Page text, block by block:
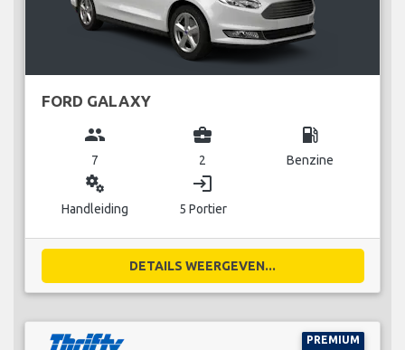
FORD GALAXY
group
7
business_center
2
local_gas_station
Benzine
miscellaneous_services
Handleiding
login
5 Portier
DETAILS WEERGEVEN...
PREMIUM